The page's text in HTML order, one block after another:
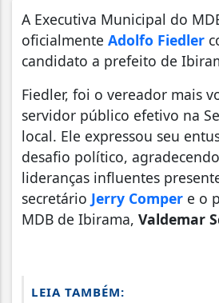
A Executiva Municipal do
oficialmente Adolfo Fiedler
candidato a prefeito de
Fiedler, foi o vereador mais
servidor público efetivo na
local. Ele expressou seu
desafio político,
lideranças influentes
secretário Jerry Comper e o
MDB de Ibirama, Valdemar
LEIA TAMBÉM: